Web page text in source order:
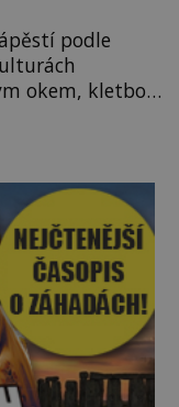
podle
okem, kletbou,
S tímto
lze
je